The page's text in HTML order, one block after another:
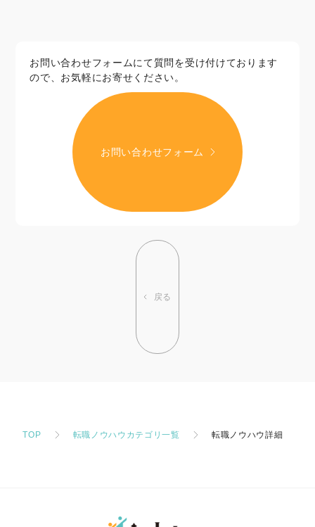
お問い合わせフォームにて質問を受け付けております
ので、お気軽にお寄せください。
お問い合わせフォーム
戻る
TOP 転職ノウハウカテゴリ一覧 転職ノウハウ詳細